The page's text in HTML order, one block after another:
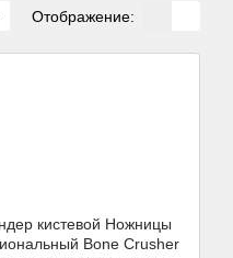
Отображение: